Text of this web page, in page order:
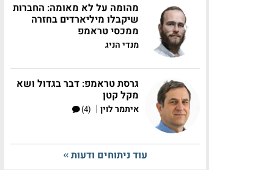
מהומה על לא מאומה: החברות
שיקבלו מיליארדים בחזרה
ממכסי טראמפ
מנדי הניג
גרסת טראמפ: דבר בגדול ושא
מקל קטן
איתמר לוין |
(4)
עוד ניתוחים ודעות